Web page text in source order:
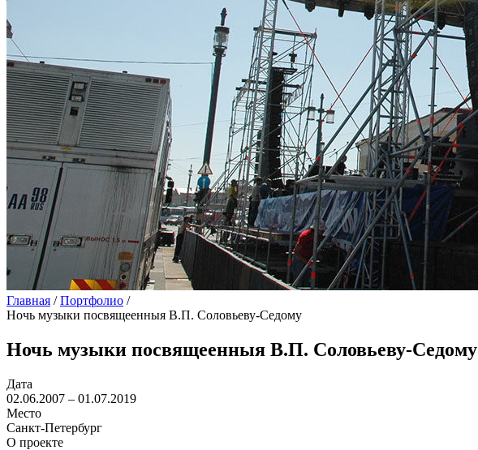
Главная / Портфолио /
Ночь музыки посвящеенныя В.П. Соловьеву-Седому
Ночь музыки посвящеенныя В.П. Соловьеву-Седому
Дата
02.06.2007 – 01.07.2019
Место
Санкт-Петербург
О проекте